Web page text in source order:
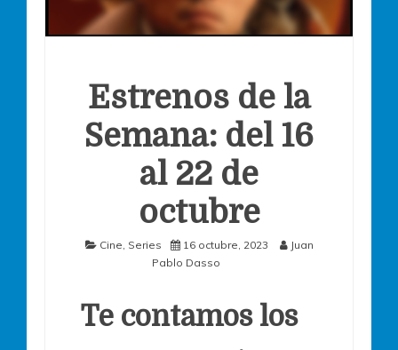
Estrenos de la
Semana: del 16
al 22 de
octubre
Cine Series 16 octubre, 2023
Juan
Pablo Dasso
Te contamos los